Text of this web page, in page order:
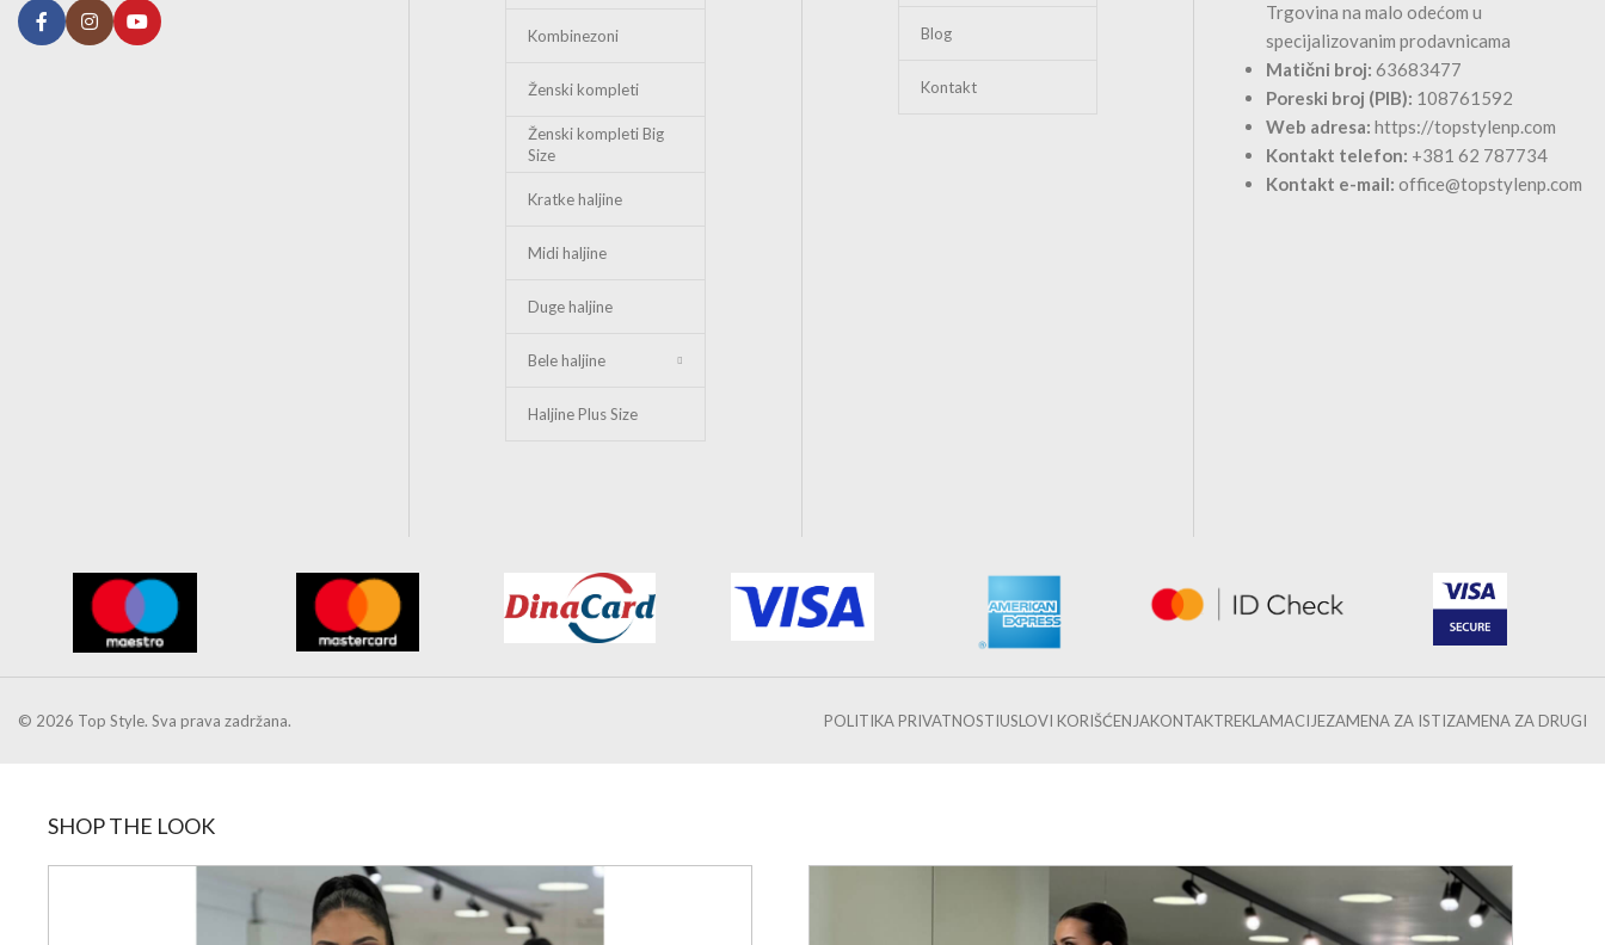
Kombinezoni
Ženski kompleti
Ženski kompleti Big
Size
Kratke haljine
Midi haljine
Duge haljine
Bele haljine
Haljine Plus Size
Blog
Kontakt
Trgovina na malo odećom u
specijalizovanim prodavnicama
Matični broj:63683477
Poreski broj (PIB): 108761592
Web adresa: https://topstylenp.com
Kontakt telefon: +381 62 787734
Kontakt e-mail: office@topstylenp.com
© 2026 Top Style. Sva prava zadržana. POLITIKA PRIVATNOSTIUSLOVI KORIŠĆENJAKONTAKTREKLAMACIJEZAMENA ZA ISTIZAMENA ZA DRUGI
SHOP THE LOOK